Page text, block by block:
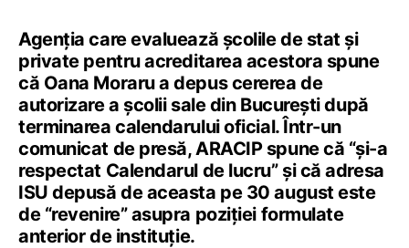
Agenția care evaluează școlile de stat și
private pentru acreditarea acestora spune
că Oana Moraru a depus cererea de
autorizare a școlii sale din București după
terminarea calendarului oficial. Într-un
comunicat de presă, ARACIP spune că “și-a
respectat Calendarul de lucru” și că adresa
ISU depusă de aceasta pe 30 august este
de “revenire” asupra poziției formulate
anterior de instituție.